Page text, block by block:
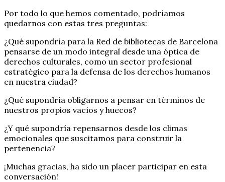
Por todo lo que hemos comentado, podríamos
quedarnos con estas tres preguntas:
¿Qué supondría para la Red de bibliotecas de Barcelona
pensarse de un modo integral desde una óptica de
derechos culturales, como un sector profesional
estratégico para la defensa de los derechos humanos
en nuestra ciudad?
¿Qué supondría obligarnos a pensar en términos de
nuestros propios vacíos y huecos?
¿Y qué supondría repensarnos desde los climas
emocionales que suscitamos para construir la
pertenencia?
¡Muchas gracias, ha sido un placer participar en esta
conversación!